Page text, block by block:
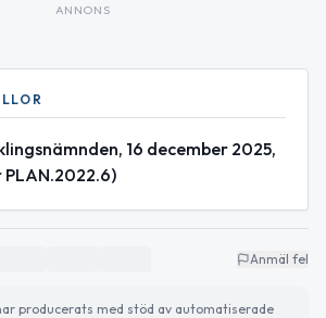
ANNONS
16 december 2025,
PLAN.2022.6)
Anmäl fel
producerats med stöd av automatiserade